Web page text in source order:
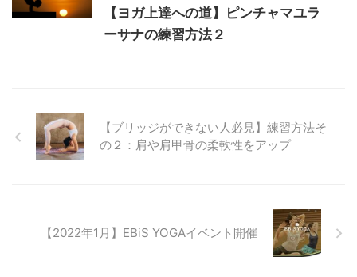
【ヨガ上達への道】ピンチャマユラ
ーサナの練習方法２
【ブリッジができない人必見】練習方法そ
の２：肩や肩甲骨の柔軟性をアップ
【2022年1月】EBiS YOGAイベント開催